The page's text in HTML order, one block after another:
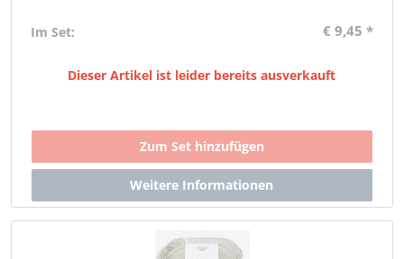
Im Set: € 9,45 *
Dieser Artikel ist leider bereits ausverkauft